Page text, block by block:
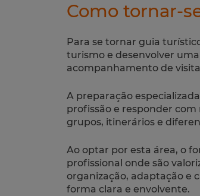
Como tornar-
Para se tornar guia
turismo e desenvolver
acompanhamento de
A preparação
profissão e responder
grupos, itinerários e
Ao optar por esta área, o
profissional onde são
organização, adaptação e
forma clara e envolvente.